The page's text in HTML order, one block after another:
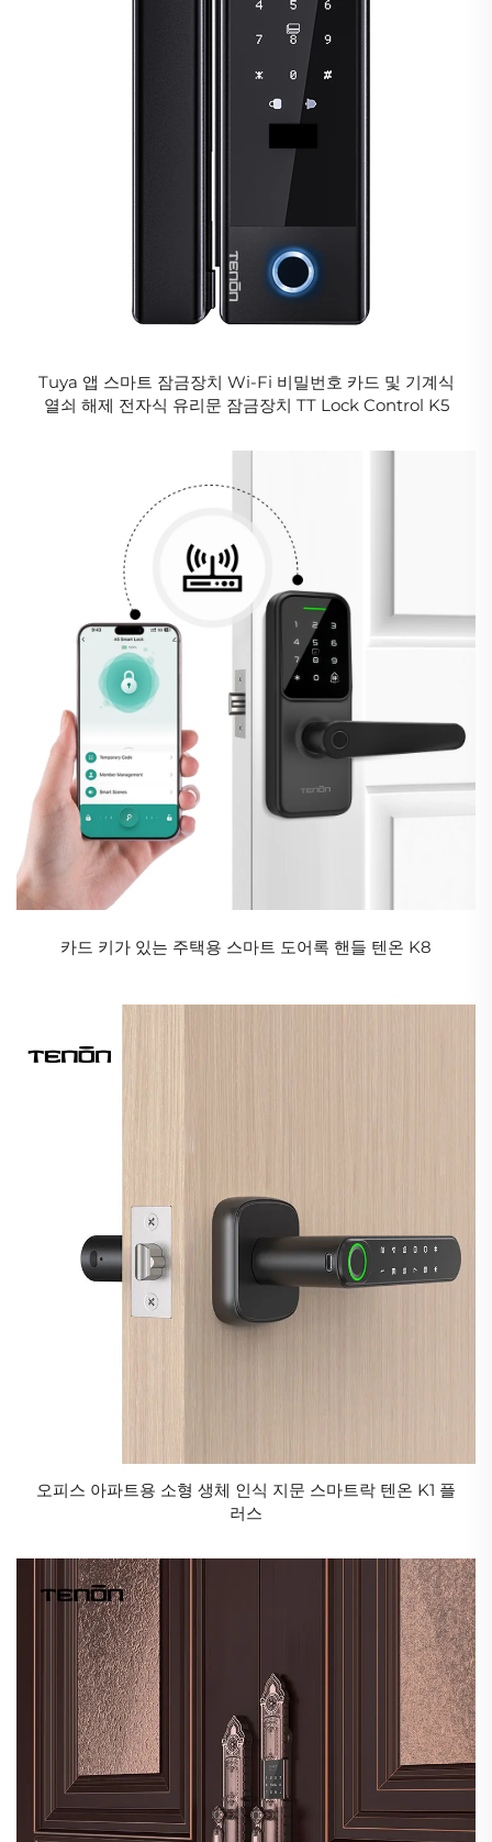
Tuya 앱 스마트 잠금장치 Wi-Fi 비밀번호 카드 및 기계식
열쇠 해제 전자식 유리문 잠금장치 TT Lock Control K5
카드 키가 있는 주택용 스마트 도어록 핸들 텐온 K8
오피스 아파트용 소형 생체 인식 지문 스마트락 텐온 K1 플
러스